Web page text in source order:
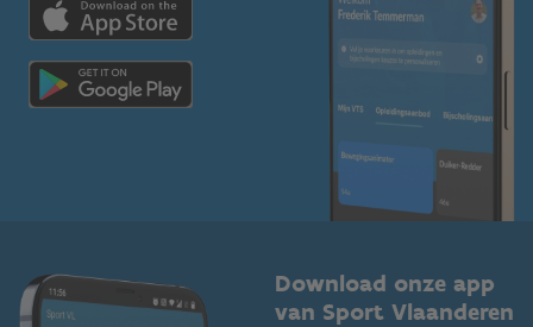
Topsporters
Voor de pers
Download onze app
van Sport Vlaanderen